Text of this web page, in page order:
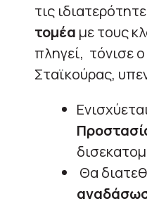
τις
τομέα με τους
πληγεί, τόνισε
Σταϊκούρας,
Θα